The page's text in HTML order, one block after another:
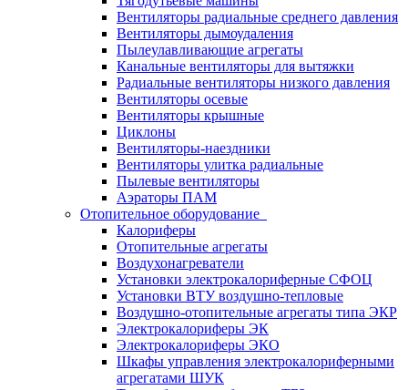
Вентиляторы радиальные среднего давления
Вентиляторы дымоудаления
Пылеулавливающие агрегаты
Канальные вентиляторы для вытяжки
Радиальные вентиляторы низкого давления
Вентиляторы осевые
Вентиляторы крышные
Циклоны
Вентиляторы-наездники
Вентиляторы улитка радиальные
Пылевые вентиляторы
Аэраторы ПАМ
Отопительное оборудование
Калориферы
Отопительные агрегаты
Воздухонагреватели
Установки электрокалориферные СФОЦ
Установки ВТУ воздушно-тепловые
Воздушно-отопительные агрегаты типа ЭКР
Электрокалориферы ЭК
Электрокалориферы ЭКО
Шкафы управления электрокалориферными
агрегатами ШУК